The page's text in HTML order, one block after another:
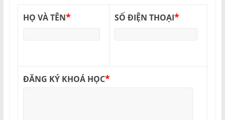
HỌ VÀ TÊN* SỐ ĐIỆN THOẠI*
ĐĂNG KÝ KHOÁ HỌC*